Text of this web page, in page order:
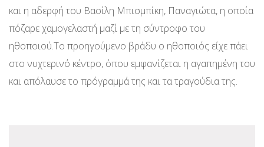
και η αδερφή του Βασίλη Μπισμπίκη, Παναγιώτα, η οποία
πόζαρε χαμογελαστή μαζί με τη σύντροφο του
ηθοποιού.Το προηγούμενο βράδυ ο ηθοποιός είχε πάει
στο νυχτερινό κέντρο, όπου εμφανίζεται η αγαπημένη του
και απόλαυσε το πρόγραμμά της και τα τραγούδια της.